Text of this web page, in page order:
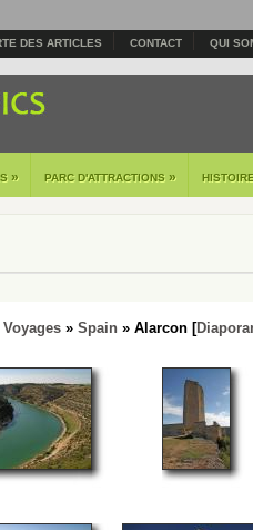
DES ARTICLES CONTACT QUI
» PARC D'ATTRACTIONS »
Voyages» Spain» Alarcon [